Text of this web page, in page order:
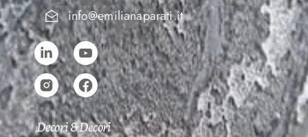
info@emilianaparati.it
Decori & Decori